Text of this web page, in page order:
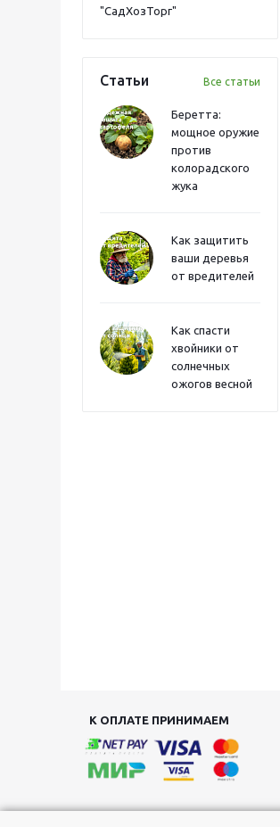
"СадХозТорг"
Статьи Все статьи
Беретта:
мощное оружие
против
колорадского
жука
Как защитить
ваши деревья
от вредителей
Как спасти
хвойники от
солнечных
ожогов весной
К ОПЛАТЕ ПРИНИМАЕМ